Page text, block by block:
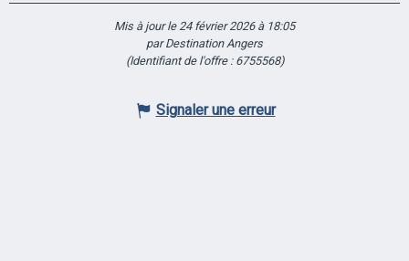
Mis à jour le 24 février 2026 à 18:05
par Destination Angers
(Identifiant de l'offre : 6755568)
Signaler une erreur